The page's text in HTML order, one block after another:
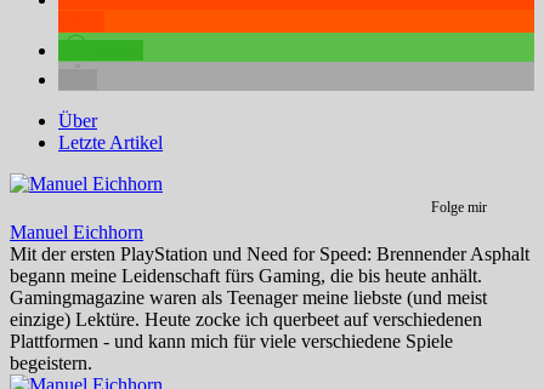
Über
Letzte Artikel
Folge mir
Manuel Eichhorn
Mit der ersten PlayStation und Need for Speed: Brennender Asphalt
begann meine Leidenschaft fürs Gaming, die bis heute anhält.
Gamingmagazine waren als Teenager meine liebste (und meist
einzige) Lektüre. Heute zocke ich querbeet auf verschiedenen
Plattformen - und kann mich für viele verschiedene Spiele
begeistern.